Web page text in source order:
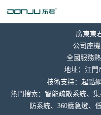
廣東東
公司座
全國服務
地址： 江門
技術支持： 起點
熱門搜索：智能疏散系統、
防系統、360應急燈、